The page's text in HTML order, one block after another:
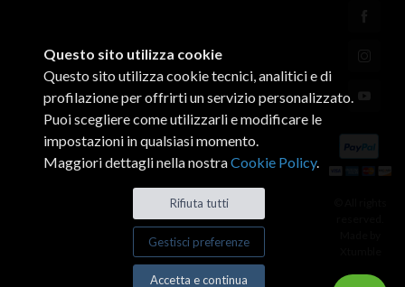
Questo sito utilizza cookie
Questo sito utilizza cookie tecnici, analitici e di
profilazione per offrirti un servizio personalizzato.
Puoi scegliere come utilizzarli e modificare le
impostazioni in qualsiasi momento.
Maggiori dettagli nella nostraCookie Policy.
Rifiuta tutti
Gestisci preferenze
Accetta e continua